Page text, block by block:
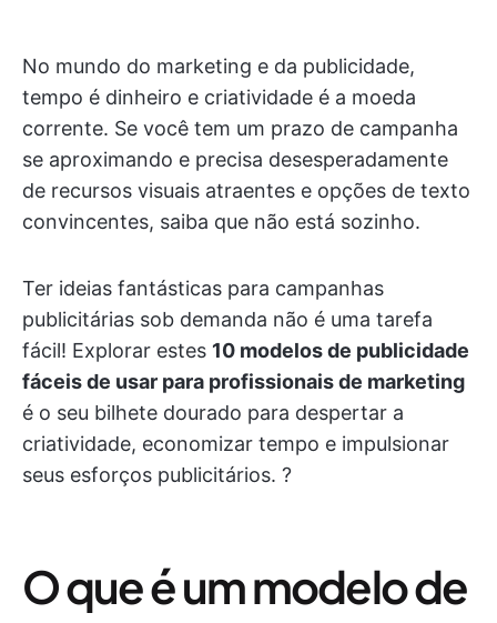
No mundo do marketing e da publicidade,
tempo é dinheiro e criatividade é a moeda
corrente. Se você tem um prazo de campanha
se aproximando e precisa desesperadamente
de recursos visuais atraentes e opções de texto
convincentes, saiba que não está sozinho.
Ter ideias fantásticas para campanhas
publicitárias sob demanda não é uma tarefa
fácil! Explorar estes 10 modelos de publicidade
fáceis de usar para profissionais de marketing
é o seu bilhete dourado para despertar a
criatividade, economizar tempo e impulsionar
seus esforços publicitários. ?️
O que é um modelo de